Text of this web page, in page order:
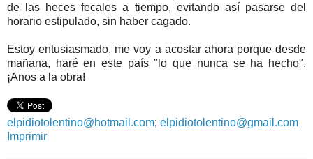
de las heces fecales a tiempo, evitando así pasarse del
horario estipulado, sin haber cagado.
Estoy entusiasmado, me voy a acostar ahora porque desde
mañana, haré en este país "lo que nunca se ha hecho".
¡Anos a la obra!
elpidiotolentino@hotmail.com; elpidiotolentino@gmail.com
Imprimir